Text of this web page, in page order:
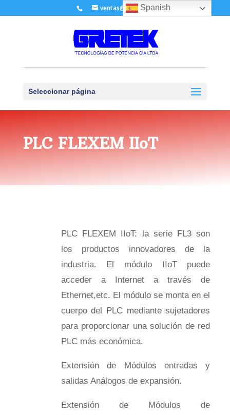
ventas@gretek.ec
Seleccionar página
PLC FLEXEM IIoT
PLC FLEXEM IIoT: la serie FL3 son
los productos innovadores de la
industria. El módulo IIoT puede
acceder a Internet a través de
Ethernet,etc. El módulo se monta en el
cuerpo del PLC mediante sujetadores
para proporcionar una solución de red
PLC más económica.
Extensión de Módulos entradas y
salidas Análogos de expansión.
Extensión de Módulos de
Spanish